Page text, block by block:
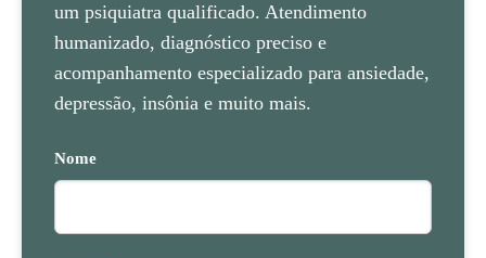
um psiquiatra qualificado. Atendimento
humanizado, diagnóstico preciso e
acompanhamento especializado para ansiedade,
depressão, insônia e muito mais.
Nome